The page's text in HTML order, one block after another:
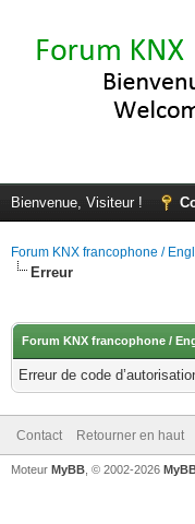
Bienvenue, Visiteur !
Forum KNX francophone /
Erreur
Forum KNX francophone /
Erreur de code
Contact Retourner en haut
Moteur MyBB , © 2002-2026